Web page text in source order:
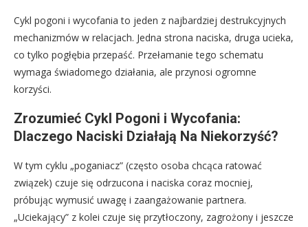
Cykl pogoni i wycofania to jeden z najbardziej destrukcyjnych
mechanizmów w relacjach. Jedna strona naciska, druga ucieka,
co tylko pogłębia przepaść. Przełamanie tego schematu
wymaga świadomego działania, ale przynosi ogromne
korzyści.
Zrozumieć Cykl Pogoni i Wycofania:
Dlaczego Naciski Działają Na Niekorzyść?
W tym cyklu „poganiacz” (często osoba chcąca ratować
związek) czuje się odrzucona i naciska coraz mocniej,
próbując wymusić uwagę i zaangażowanie partnera.
„Uciekający” z kolei czuje się przytłoczony, zagrożony i jeszcze